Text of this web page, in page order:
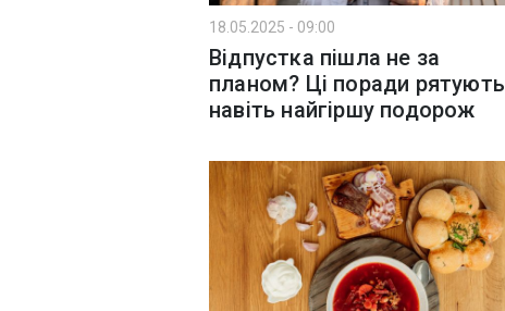
18.05.2025 - 09:00
Відпустка пішла не за
планом? Ці поради рятують
навіть найгіршу подорож